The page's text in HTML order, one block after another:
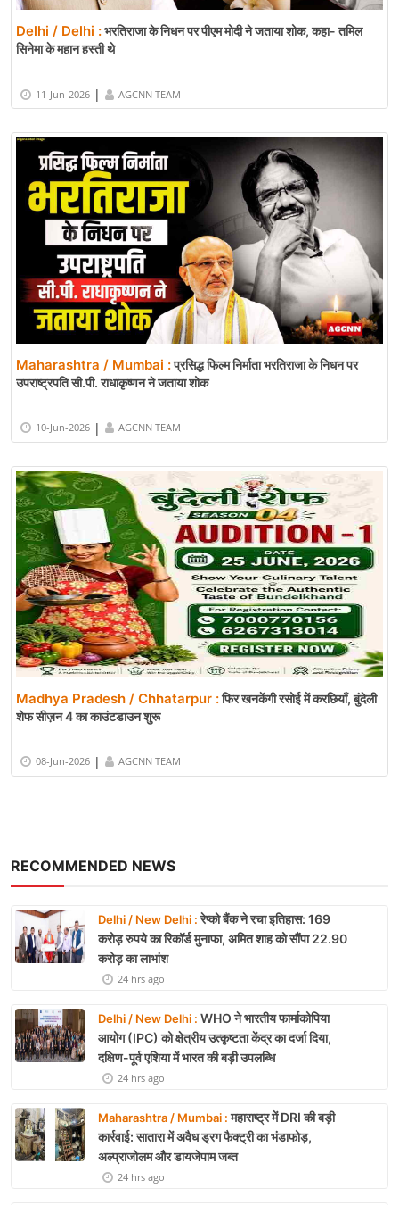
RECOMMENDED NEWS
Delhi / New Delhi :रेप्को बैंक ने रचा इतिहास: 169
करोड़ रुपये का रिकॉर्ड मुनाफा, अमित शाह को सौंपा 22.90
करोड़ का लाभांश
24 hrs ago
Delhi / New Delhi : WHO ने भारतीय फार्माकोपिया
आयोग (IPC) को क्षेत्रीय उत्कृष्टता केंद्र का दर्जा दिया,
दक्षिण-पूर्व एशिया में भारत की बड़ी उपलब्धि
24 hrs ago
Maharashtra / Mumbai :महाराष्ट्र में DRI की बड़ी
कार्रवाई: सातारा में अवैध ड्रग फैक्ट्री का भंडाफोड़,
अल्प्राजोलम और डायजेपाम जब्त
24 hrs ago
Delhi / Delhi :भरतिराजा के निधन पर पीएम मोदी ने जताया शोक, कहा- तमिल
सिनेमा के महान हस्ती थे
11-Jun-2026 | AGCNN TEAM
Maharashtra / Mumbai :प्रसिद्ध फिल्म निर्माता भरतिराजा के निधन पर
उपराष्ट्रपति सी.पी. राधाकृष्णन ने जताया शोक
10-Jun-2026 | AGCNN TEAM
Madhya Pradesh / Chhatarpur :फिर खनकेंगी रसोई में करछियाँ, बुंदेली
शेफ सीज़न 4 का काउंटडाउन शुरू
08-Jun-2026 | AGCNN TEAM